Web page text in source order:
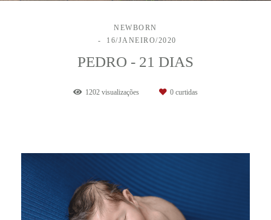
NEWBORN
16/JANEIRO/2020
PEDRO - 21 DIAS
1202 visualizações 0 curtidas